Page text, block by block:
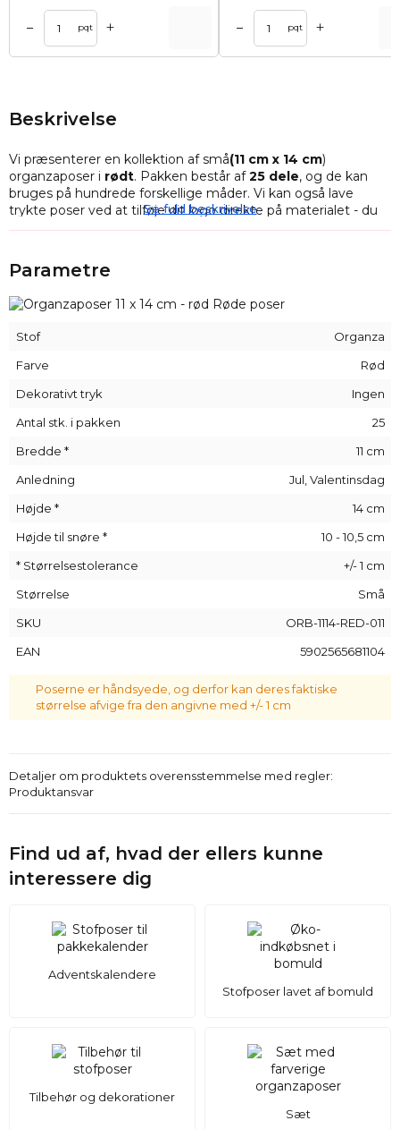
– pqt + – pqt +
Beskrivelse
Vi præsenterer en kollektion af små(11 cm x 14 cm)
organzaposer i rødt. Pakken består af25 dele, og de kan
bruges på hundrede forskellige måder. Vi kan også lave
trykte poser ved at tilføje dit logo direkte på materialet - du
skal blot kontakte os.
det kan være mønter til samlerbrug, syredskaber, små
blomsterblade (f.eks. lavendel) - mulighederne er kun
,
hvilket gør det til en perfekt måde at pakke en lille gave til en
give dem til hele familien.
Se fuld beskrivelse
Parametre
Stof
Organza
Farve
Rød
Dekorativt tryk
Ingen
Antal stk. i pakken
25
Bredde *
11 cm
Anledning
Jul, Valentinsdag
Højde *
14 cm
Højde til snøre *
10 - 10,5 cm
* Størrelsestolerance
+/- 1 cm
Størrelse
Små
SKU
ORB-1114-RED-011
EAN
5902565681104
Poserne er håndsyede, og derfor kan deres faktiske
størrelse afvige fra den angivne med +/- 1 cm
Detaljer om produktets overensstemmelse med regler:
Produktansvar
Find ud af, hvad der ellers kunne
interessere dig
Adventskalendere
Stofposer lavet af bomuld
Tilbehør og dekorationer
Sæt